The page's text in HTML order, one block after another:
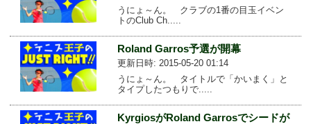
うにょ～ん。 クラブの1番の目玉イベン
トのClub Ch.....
Roland Garros予選が開幕
更新日時: 2015-05-20 01:14
うにょ～ん。 タイトルで「かいまく」と
タイプしたつもりで.....
KyrgiosがRoland Garrosでシードが